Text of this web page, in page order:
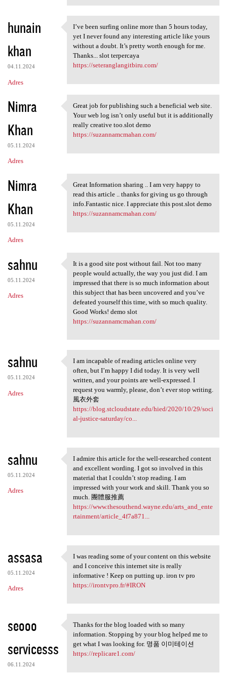
hunain
khan
04.11.2024
Adres
I’ve been surfing online more
I’ve been surfing online more than 5 hours today,
yet I never found any interesting article like yours
without a doubt. It’s pretty worth enough for me.
Thanks... slot terpercaya
https://seteranglangitbiru.com/
Nimra
Khan
05.11.2024
Adres
Great job for publishing such
Great job for publishing such a beneficial web site.
Your web log isn’t only useful but it is additionally
really creative too.slot demo
https://suzannamcmahan.com/
Nimra
Khan
05.11.2024
Adres
Great Information sharing ..
Great Information sharing .. I am very happy to
read this article .. thanks for giving us go through
info.Fantastic nice. I appreciate this post.slot demo
https://suzannamcmahan.com/
sahnu
05.11.2024
Adres
It is a good site post
It is a good site post without fail. Not too many
people would actually, the way you just did. I am
impressed that there is so much information about
this subject that has been uncovered and you’ve
defeated yourself this time, with so much quality.
Good Works! demo slot
https://suzannamcmahan.com/
sahnu
05.11.2024
Adres
I am incapable of reading
I am incapable of reading articles online very
often, but I’m happy I did today. It is very well
written, and your points are well-expressed. I
request you warmly, please, don’t ever stop writing.
風衣外套
https://blog.stcloudstate.edu/hied/2020/10/29/soci
al-justice-saturday/co...
sahnu
05.11.2024
Adres
I admire this article for the
I admire this article for the well-researched content
and excellent wording. I got so involved in this
material that I couldn’t stop reading. I am
impressed with your work and skill. Thank you so
much. 團體服推薦
https://www.thesouthend.wayne.edu/arts_and_ente
rtainment/article_4f7a871...
assasa
05.11.2024
Adres
I was reading some of your
I was reading some of your content on this website
and I conceive this internet site is really
informative ! Keep on putting up. iron tv pro
https://irontvpro.fr/#IRON
seooo
servicesss
06.11.2024
Thanks for the blog loaded
Thanks for the blog loaded with so many
information. Stopping by your blog helped me to
get what I was looking for. 명품 이미테이션
https://replicare1.com/